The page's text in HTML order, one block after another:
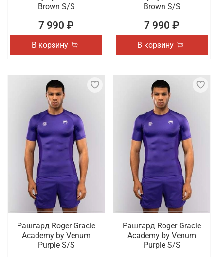
Brown S/S
7 990 ₽
В корзину
Brown S/S
7 990 ₽
В корзину
Рашгард Roger Gracie
Academy by Venum
Purple S/S
Рашгард Roger Gracie
Academy by Venum
Purple S/S